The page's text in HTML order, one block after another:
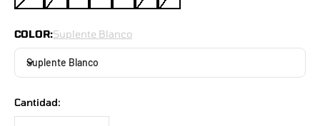
COLOR:Suplente Blanco
Suplente Blanco
Cantidad: